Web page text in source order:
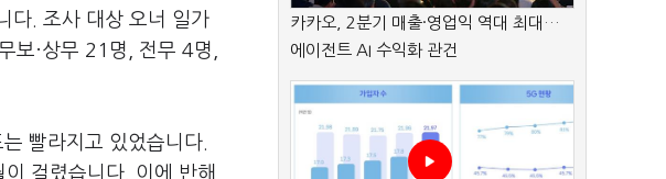
다 조사 대상 오너 일가
보·상무 21 명 전무 4명
빨라지고 있었습니다
이 걸렸습니다
이에 반해
카카오, 2분기 매출·영업익 역대 최대…
에이전트 AI 수익화 관건